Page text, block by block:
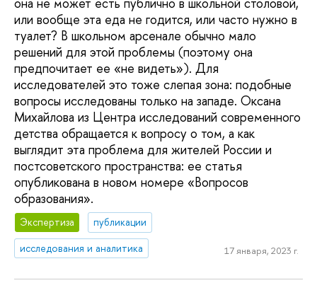
или вообще эта еда не годится, или часто нужно в
туалет? В школьном арсенале обычно мало
решений для этой проблемы (поэтому она
предпочитает ее «не видеть»). Для
исследователей это тоже слепая зона: подобные
вопросы исследованы только на западе. Оксана
Михайлова из Центра исследований современного
детства обращается к вопросу о том, а как
выглядит эта проблема для жителей России и
постсоветского пространства: ее статья
опубликована в новом номере «Вопросов
образования».
Экспертиза
публикации
исследования и аналитика
17 января, 2023 г.